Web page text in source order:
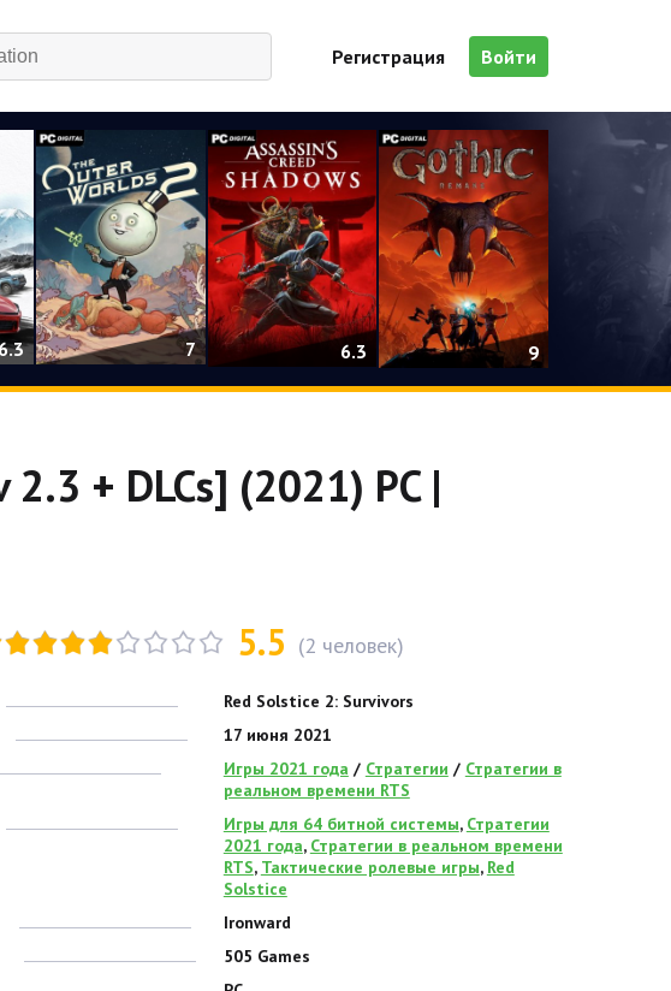
Регистрация Войти
7 6.3 9
+ DLCs] (2021) PC |
5.5 (2 человек)
Red Solstice 2: Survivors
17 июня 2021
Игры 2021 года / Стратегии / Стратегии в
реальном времени RTS
Игры для 64 битной системы, Стратегии
2021 года, Стратегии в реальном времени
RTS, Тактические ролевые игры, Red
Solstice
Ironward
505 Games